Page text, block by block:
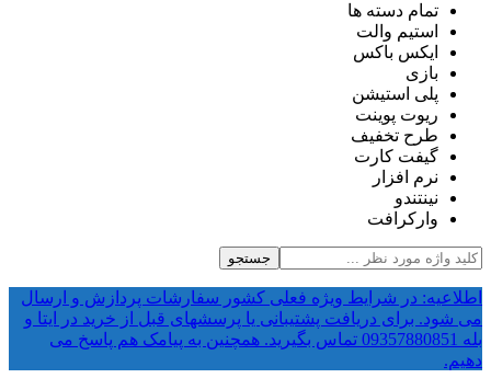
تمام دسته ها
استیم والت
ایکس باکس
بازی
پلی استیشن
ریوت پوینت
طرح تخفیف
گیفت کارت
نرم افزار
نینتندو
وارکرافت
جستجو
اطلاعیه: در شرایط ویژه فعلی کشور سفارشات پردازش و ارسال
می شود. برای دریافت پشتیبانی یا پرسشهای قبل از خرید در ایتا و
بله 09357880851 تماس بگیرید. همچنین به پیامک هم پاسخ می
دهیم.